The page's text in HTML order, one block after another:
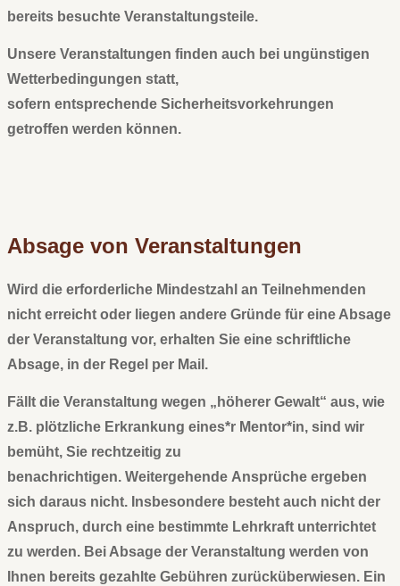
bereits besuchte Veranstaltungsteile.
Unsere Veranstaltungen finden auch bei ungünstigen
Wetterbedingungen statt,
sofern entsprechende Sicherheitsvorkehrungen
getroffen werden können.
Absage von Veranstaltungen
Wird die erforderliche Mindestzahl an Teilnehmenden
nicht erreicht oder liegen andere Gründe für eine Absage
der Veranstaltung vor, erhalten Sie eine schriftliche
Absage, in der Regel per Mail.
Fällt die Veranstaltung wegen „höherer Gewalt“ aus, wie
z.B. plötzliche Erkrankung eines*r Mentor*in, sind wir
bemüht, Sie rechtzeitig zu
benachrichtigen. Weitergehende Ansprüche ergeben
sich daraus nicht. Insbesondere besteht auch nicht der
Anspruch, durch eine bestimmte Lehrkraft unterrichtet
zu werden. Bei Absage der Veranstaltung werden von
Ihnen bereits gezahlte Gebühren zurücküberwiesen. Ein